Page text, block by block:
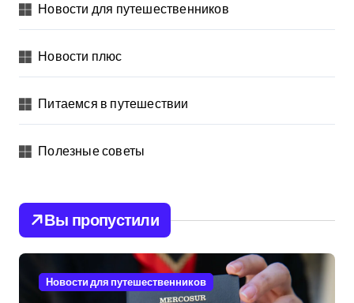
Новости для путешественников
Новости плюс
Питаемся в путешествии
Полезные советы
Вы пропустили
Новости для путешественников